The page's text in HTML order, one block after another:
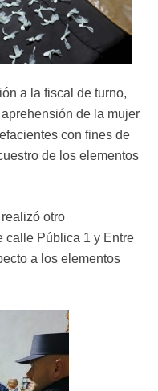
a la fiscal de turno,
de la mujer
con fines de
de los elementos
otro
calle Pública 1 y Entre
a los elementos